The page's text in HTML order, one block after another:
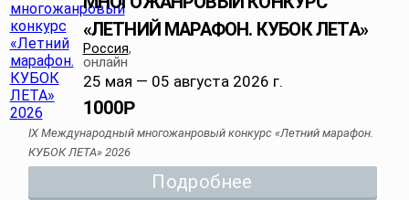
«ЛЕТНИЙ МАРАФОН. КУБОК ЛЕТА»
Россия,
онлайн
25 мая — 05 августа 2026 г.
1000Р
IX Международный многожанровый конкурс «Летний марафон.
КУБОК ЛЕТА» 2026
Подробнее